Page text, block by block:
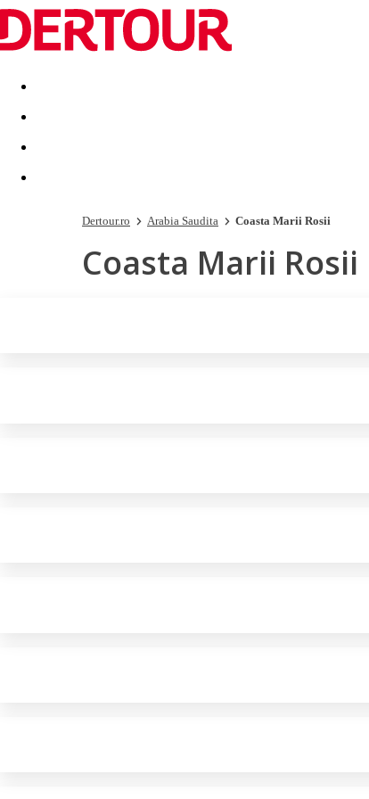
Destinatii Vacanta perfecta OFERTE DE NERATAT
Dertour.ro Arabia Saudita Coasta Marii Rosii
Coasta Marii Rosii